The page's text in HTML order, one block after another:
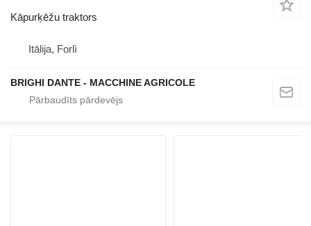
Kāpurķēžu traktors
Itālija, Forlì
BRIGHI DANTE - MACCHINE AGRICOLE